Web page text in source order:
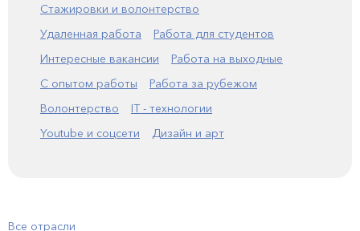
Стажировки и волонтерство
Удаленная работа
Работа для студентов
Интересные вакансии
Работа на выходные
С опытом работы
Работа за рубежом
Волонтерство
IT - технологии
Youtube и соцсети
Дизайн и арт
Все отрасли